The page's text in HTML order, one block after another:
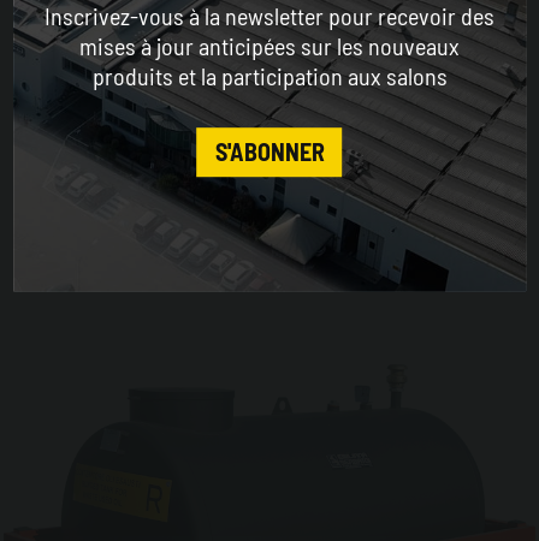
Rèservoir double paroi
ENGLISH
CONTINUE
Inscrivez-vous à la newsletter pour recevoir des
mises à jour anticipées sur les nouveaux
produits et la participation aux salons
S'ABONNER